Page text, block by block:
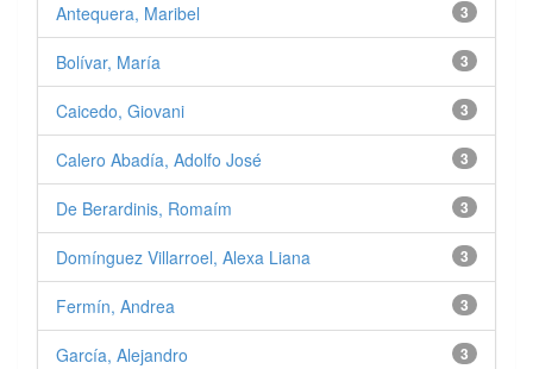
3
Antequera, Maribel
3
Bolívar, María
3
Caicedo, Giovani
3
Calero Abadía, Adolfo José
3
De Berardinis, Romaím
3
Domínguez Villarroel, Alexa Liana
3
Fermín, Andrea
3
García, Alejandro